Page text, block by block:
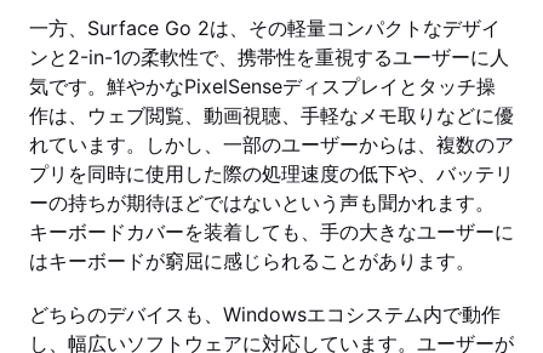
一方、Surface Go 2は、その軽量コンパクトなデザイ
ンと2-in-1の柔軟性で、携帯性を重視するユーザーに人
気です。鮮やかなPixelSenseディスプレイとタッチ操
作は、ウェブ閲覧、動画視聴、手軽なメモ取りなどに優
れています。しかし、一部のユーザーからは、複数のア
プリを同時に使用した際の処理速度の低下や、バッテリ
ーの持ちが期待ほどではないという声も聞かれます。
キーボードカバーを装着しても、手の大きなユーザーに
はキーボードが窮屈に感じられることがあります。
どちらのデバイスも、Windowsエコシステム内で動作
し、幅広いソフトウェアに対応しています。ユーザーが